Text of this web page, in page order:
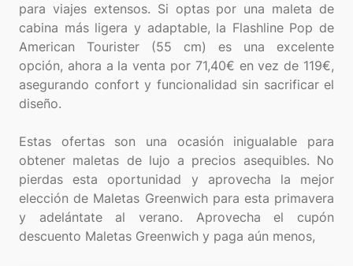
para viajes extensos. Si optas por una maleta de
cabina más ligera y adaptable, la Flashline Pop de
American Tourister (55 cm) es una excelente
opción, ahora a la venta por 71,40€ en vez de 119€,
asegurando confort y funcionalidad sin sacrificar el
diseño.
Estas ofertas son una ocasión inigualable para
obtener maletas de lujo a precios asequibles. No
pierdas esta oportunidad y aprovecha la mejor
elección de Maletas Greenwich para esta primavera
y adelántate al verano. Aprovecha el cupón